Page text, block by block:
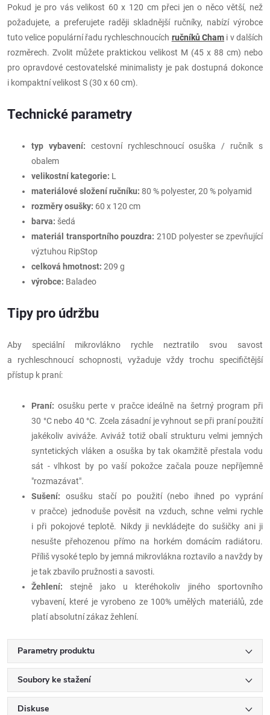
Pokud je pro vás velikost 60 x 120 cm přeci jen o něco větší, než
požadujete, a preferujete raději skladnější ručníky, nabízí výrobce
tuto velice populární řadu rychleschnoucích ručníků Cham i v dalších
rozměrech. Zvolit můžete praktickou velikost M (45 x 88 cm) nebo
pro opravdové cestovatelské minimalisty je pak dostupná dokonce
i kompaktní velikost S (30 x 60 cm).
Technické parametry
typ vybavení: cestovní rychleschnoucí osuška / ručník s
obalem
velikostní kategorie: L
materiálové složení ručníku: 80 % polyester, 20 % polyamid
rozměry osušky: 60 x 120 cm
barva: šedá
materiál transportního pouzdra: 210D polyester se zpevňující
výztuhou RipStop
celková hmotnost: 209 g
výrobce: Baladeo
Tipy pro údržbu
Aby speciální mikrovlákno rychle neztratilo svou savost
a rychleschnoucí schopnosti, vyžaduje vždy trochu specifičtější
přístup k praní:
Praní: osušku perte v pračce ideálně na šetrný program při
30 °C nebo 40 °C. Zcela zásadní je vyhnout se při praní použití
jakékoliv aviváže. Aviváž totiž obalí strukturu velmi jemných
syntetických vláken a osuška by tak okamžitě přestala vodu
sát - vlhkost by po vaší pokožce začala pouze nepříjemně
"rozmazávat".
Sušení: osušku stačí po použití (nebo ihned po vyprání
v pračce) jednoduše pověsit na vzduch, schne velmi rychle
i při pokojové teplotě. Nikdy ji nevkládejte do sušičky ani ji
nesušte přehozenou přímo na horkém domácím radiátoru.
Příliš vysoké teplo by jemná mikrovlákna roztavilo a navždy by
je tak zbavilo pružnosti a savosti.
Žehlení: stejně jako u kteréhokoliv jiného sportovního
vybavení, které je vyrobeno ze 100% umělých materiálů, zde
platí absolutní zákaz žehlení.
Parametry produktu
Soubory ke stažení
Diskuse